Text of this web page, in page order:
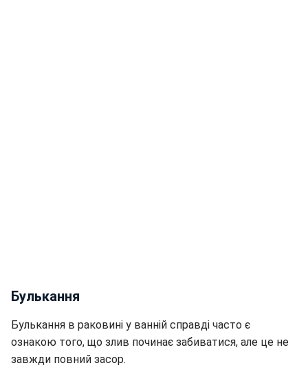
Булькання
Булькання в раковині у ванній справді часто є
ознакою того, що злив починає забиватися, але це не
завжди повний засор.